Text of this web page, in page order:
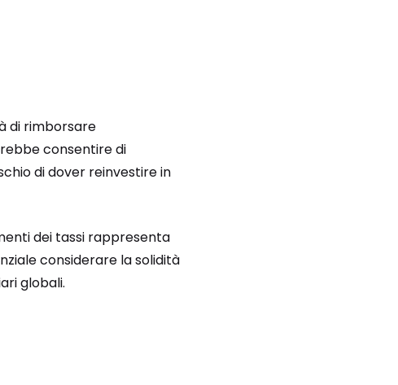
di rimborsare
consentire di
di dover reinvestire in
dei tassi rappresenta
considerare la solidità
globali.